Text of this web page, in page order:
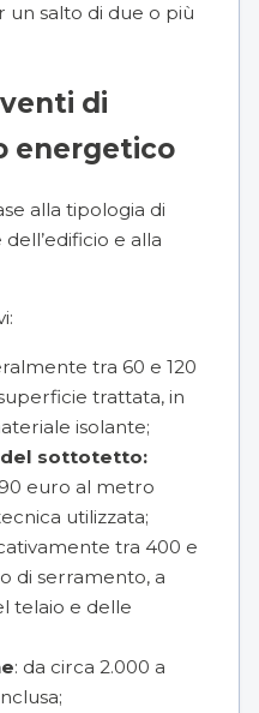
salto di due o più
di
energetico
alla tipologia di
e alla
tra 60 e 120
trattata, in
isolante;
sottotetto:
euro al metro
utilizzata;
tra 400 e
di serramento, a
telaio e delle
: da circa 2.000 a